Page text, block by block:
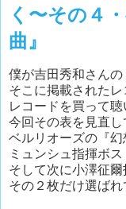
く〜その４
曲』
僕が吉田秀和さん
そこに掲載された
レコードを買って
今回その表を見直し
ベルリオーズの『幻
ミュンシュ指揮ボス
そして次に小澤征爾
その２枚だけ選ばれ